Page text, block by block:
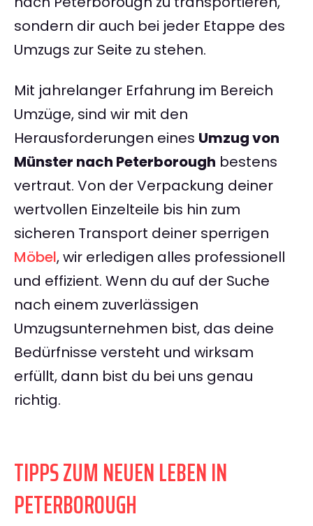
sondern dir auch bei jeder Etappe des
Umzugs zur Seite zu stehen.
Mit jahrelanger Erfahrung im Bereich
Umzüge, sind wir mit den
Herausforderungen eines Umzug von
Münster nach Peterborough bestens
vertraut. Von der Verpackung deiner
wertvollen Einzelteile bis hin zum
sicheren Transport deiner sperrigen
Möbel, wir erledigen alles professionell
und effizient. Wenn du auf der Suche
nach einem zuverlässigen
Umzugsunternehmen bist, das deine
Bedürfnisse versteht und wirksam
erfüllt, dann bist du bei uns genau
richtig.
TIPPS ZUM NEUEN LEBEN IN
PETERBOROUGH